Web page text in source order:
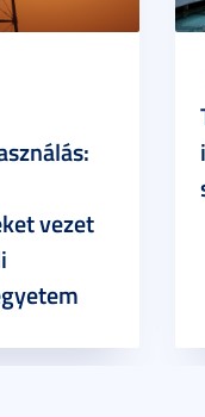
vezet